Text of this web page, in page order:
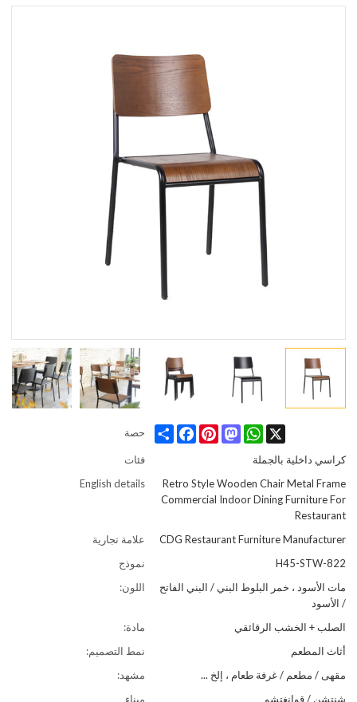
حصة Share
FacebookPinterest
Mastodon
WhatsApp X
فئات
كراسي داخلية بالجملة
English details
Retro Style Wooden Chair Metal Frame
Commercial Indoor Dining Furniture For
Restaurant
علامة تجارية
CDG Restaurant Furniture Manufacturer
نموذج
822-H45-STW
اللون:
مات الأسود ، خمر البلوط البني / البني الفاتح
/ الأسود
مادة:
الصلب + الخشب الرقائقي
نمط التصميم:
أثاث المطعم
مشهد:
مقهى / مطعم / غرفة طعام ، إلخ ...
ميناء
شنتشن / قوانغتشو